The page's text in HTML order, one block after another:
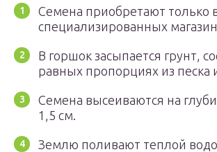
Семена приобретают только
специализированных
В горшок засыпается грунт,
равных пропорциях из песка
Семена высеиваются на
1,5 см.
Землю поливают теплой